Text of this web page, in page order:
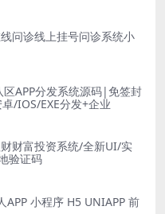
问诊线上挂号问诊系统小
区APP分发系统源码|免签封
/IOS/EXE分发+企业
财富投资系统/全新UI/实
验证码
APP 小程序 H5 UNIAPP 前